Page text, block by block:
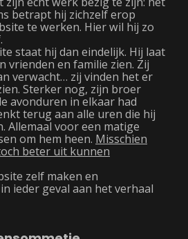
betrapt hij zichzelf erop
te werken. Hier wil hij zo
staat hij dan eindelijk. Hij laat
vrienden en familie zien. Zij
verwacht… zij vinden het er
Sterker nog, zijn broer
avonduren in elkaar had
terug aan alle uren die hij
Allemaal voor een matige
om hem heen. Misschien
beter uit kunnen
zelf maken en
ieder geval aan het verhaal